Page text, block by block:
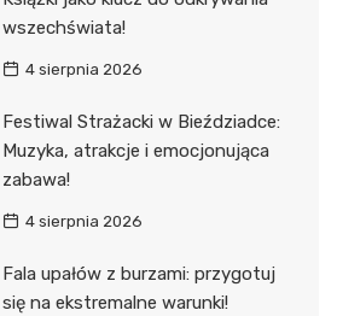
wszechświata!
4 sierpnia 2026
Festiwal Strażacki w Bieździadce:
Muzyka, atrakcje i emocjonująca
zabawa!
4 sierpnia 2026
Fala upałów z burzami: przygotuj
się na ekstremalne warunki!